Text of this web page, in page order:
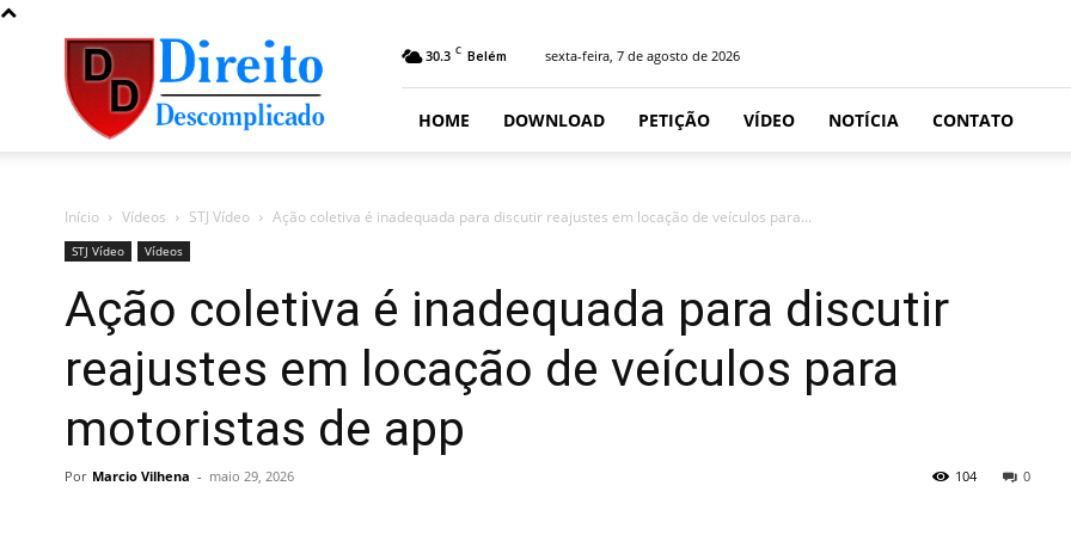
Direito
Descomplicado
30.3 C Belém sexta-feira, 7 de agosto de 2026
HOME DOWNLOAD PETIÇÃO VÍDEO NOTÍCIA CONTATO
Início Vídeos STJ Vídeo Ação coletiva é inadequada para discutir reajustes em locação de veículos para...
STJ Vídeo Vídeos
Ação coletiva é inadequada para discutir
reajustes em locação de veículos para
motoristas de app
Por Marcio Vilhena - maio 29, 2026 0
104